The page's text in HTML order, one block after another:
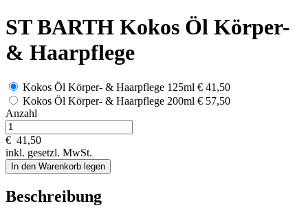
ST BARTH Kokos Öl Körper-
& Haarpflege
Kokos Öl Körper- & Haarpflege 125ml € 41,50
Kokos Öl Körper- & Haarpflege 200ml € 57,50
Anzahl
€ 41,50
inkl. gesetzl. MwSt.
In den Warenkorb legen
Beschreibung